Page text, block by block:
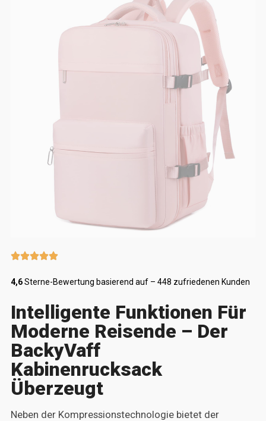
4,6Sterne-Bewertung basierend auf – 448 zufriedenen Kunden
Intelligente Funktionen Für
Moderne Reisende – Der
BackyVaff
Kabinenrucksack
Überzeugt
Neben der Kompressionstechnologie bietet der